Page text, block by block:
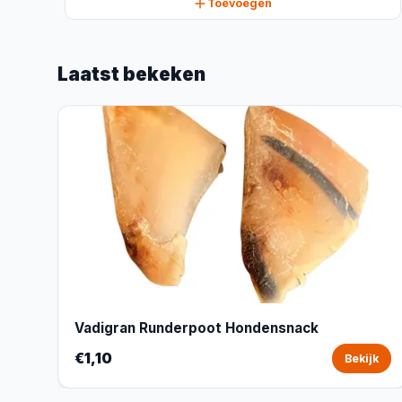
Toevoegen
Laatst bekeken
Vadigran Runderpoot Hondensnack
€1,10 Bekijk